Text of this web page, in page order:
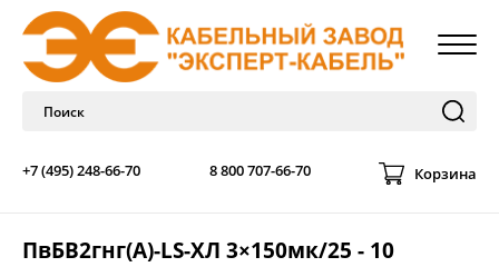
+7 (495) 248-66-70 8 800 707-66-70 Корзина
ПвБВ2гнг(А)-LS-ХЛ 3×150мк/25 - 10